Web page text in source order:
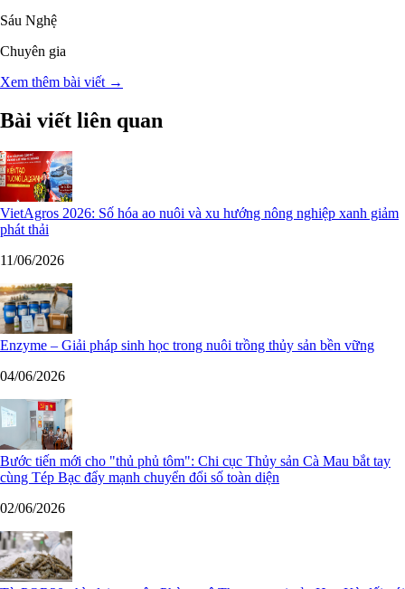
Sáu Nghệ
Chuyên gia
Xem thêm bài viết →
Bài viết liên quan
VietAgros 2026: Số hóa ao nuôi và xu hướng nông nghiệp xanh giảm
phát thải
11/06/2026
Enzyme – Giải pháp sinh học trong nuôi trồng thủy sản bền vững
04/06/2026
Bước tiến mới cho "thủ phủ tôm": Chi cục Thủy sản Cà Mau bắt tay
cùng Tép Bạc đẩy mạnh chuyển đổi số toàn diện
02/06/2026